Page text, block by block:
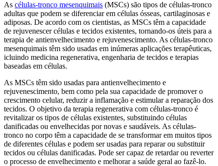
As células-tronco mesenquimais (MSCs) são tipos de células-tronco
adultas que podem se diferenciar em células ósseas, cartilaginosas e
adiposas. De acordo com os cientistas, as MSCs têm a capacidade
de rejuvenescer células e tecidos existentes, tornando-os úteis para a
terapia de antienvelhecimento e rejuvenescimento. As células-tronco
mesenquimais têm sido usadas em inúmeras aplicações terapêuticas,
icluindo medicina regenerativa, engenharia de tecidos e terapias
baseadas em células.
As MSCs têm sido usadas para antienvelhecimento e
rejuvenescimento, bem como pela sua capacidade de promover o
crescimento celular, reduzir a inflamação e estimular a reparação dos
tecidos. O objetivo da terapia regenerativa com células-tronco é
revitalizar os tipos de células existentes, substituindo células
danificadas ou envelhecidas por novas e saudáveis. As células-
tronco no corpo têm a capacidade de se transformar em muitos tipos
de diferentes células e podem ser usadas para reparar ou substituir
tecidos ou células danificadas. Pode ser capaz de retardar ou reverter
o processo de envelhecimento e melhorar a saúde geral ao fazê-lo.